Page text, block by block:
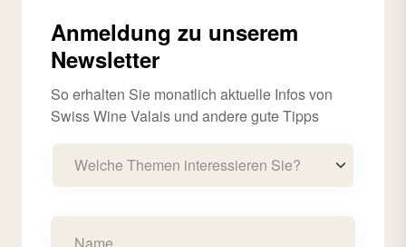
Anmeldung zu unserem
Newsletter
So erhalten Sie monatlich aktuelle Infos von
Swiss Wine Valais und andere gute Tipps
Welche Themen interessieren Sie?